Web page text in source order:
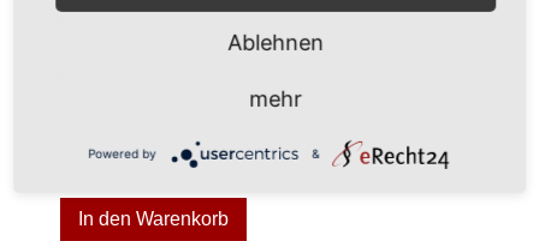
435,00€
In den Warenkorb
Ablehnen
mehr
Powered by &